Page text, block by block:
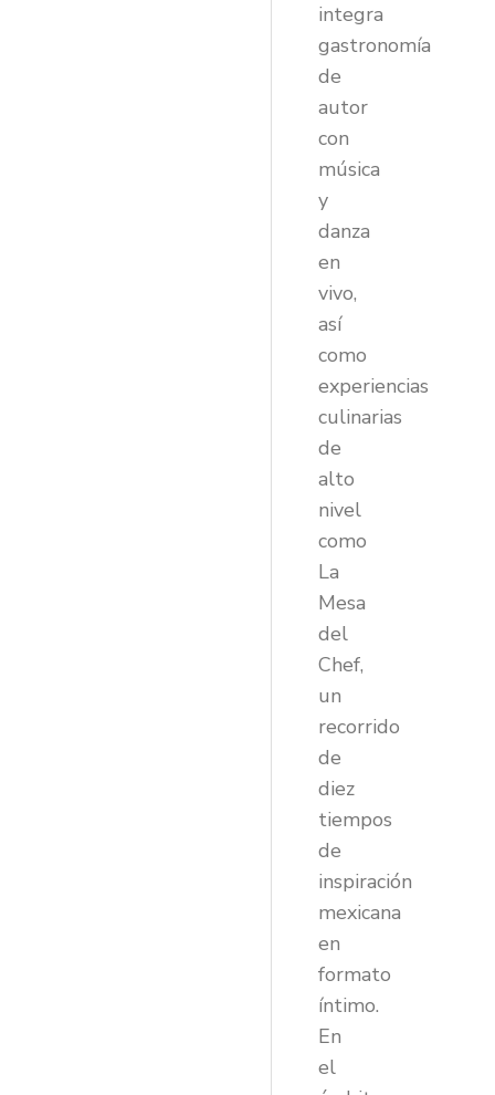
integra
gastronomía
de
autor
con
música
y
danza
en
vivo,
así
como
experiencias
culinarias
de
alto
nivel
como
La
Mesa
del
Chef,
un
recorrido
de
diez
tiempos
de
inspiración
mexicana
en
formato
íntimo.
En
el